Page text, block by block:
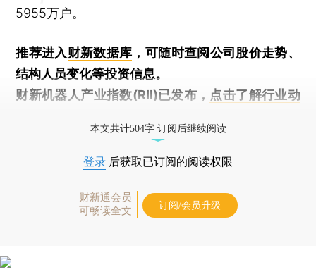
5955万户。
推荐进入财新数据库 ，可随时查阅公司股价走势、
结构人员变化等投资信息。
财新机器人产业指数(RII)已发布， 点击了解行业动
本文共计504字 订阅后继续阅读
登录 后获取已订阅的阅读权限
财新通会员
可畅读全文
订阅/会员升级